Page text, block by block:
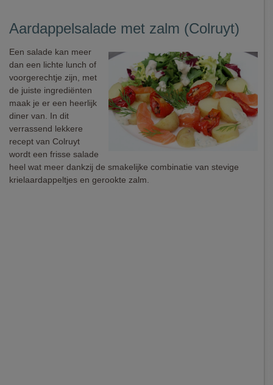
Aardappelsalade met zalm (Colruyt)
Een salade kan meer
dan een lichte lunch of
voorgerechtje zijn, met
de juiste ingrediënten
maak je er een heerlijk
diner van. In dit
verrassend lekkere
recept van Colruyt
wordt een frisse salade
heel wat meer dankzij de smakelijke combinatie van stevige
krielaardappeltjes en gerookte zalm.